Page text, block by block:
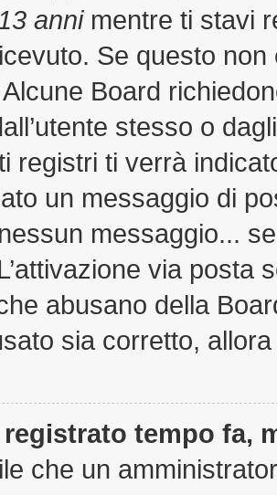
annimentre ti stavi
Se questo
Board
stesso o
registri ti verrà
un messaggio di
messaggio...
via posta
abusano della
sia corretto,
tempo fa,
che un